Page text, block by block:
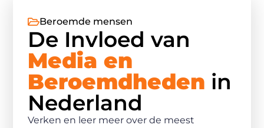
Beroemde mensen
De Invloed van
Media en
Beroemdheden in
Nederland
Verken en leer meer over de meest